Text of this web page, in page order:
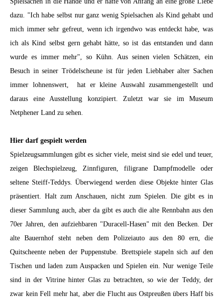
dazu. "Ich habe selbst nur ganz wenig Spielsachen als Kind gehabt und
mich immer sehr gefreut, wenn ich irgendwo was entdeckt habe, was
ich als Kind selbst gern gehabt hätte, so ist das entstanden und dann
wurde es immer mehr", so Kühn. Aus seinen vielen Schätzen, ein
Besuch in seiner Trödelscheune ist für jeden Liebhaber alter Sachen
immer lohnenswert, hat er kleine Auswahl zusammengestellt und
daraus eine Ausstellung konzipiert. Zuletzt war sie im Museum
Netphener Land zu sehen.
Hier darf gespielt werden
Spielzeugsammlungen gibt es sicher viele, meist sind sie edel und teuer,
zeigen Blechspielzeug, Zinnfiguren, filigrane Dampfmodelle oder
seltene Steiff-Teddys. Überwiegend werden diese Objekte hinter Glas
präsentiert. Halt zum Anschauen, nicht zum Spielen. Die gibt es in
dieser Sammlung auch, aber da gibt es auch die alte Rennbahn aus den
70er Jahren, den aufziehbaren "Duracell-Hasen" mit den Becken. Der
alte Bauernhof steht neben dem Polizeiauto aus den 80 ern, die
Quitscheente neben der Puppenstube. Brettspiele stapeln sich auf den
Tischen und laden zum Auspacken und Spielen ein. Nur wenige Teile
sind in der Vitrine hinter Glas zu betrachten, so wie der Teddy, der
zwar kein Fell mehr hat, aber die Flucht aus Ostpreußen übers Haff bis